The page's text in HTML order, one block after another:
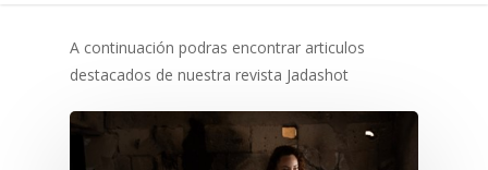
Hit enter to search or ESC to close
A continuación podras encontrar articulos
destacados de nuestra revista Jadashot